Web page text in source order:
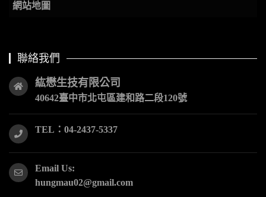
網站地圖
聯絡我們
紘懋生技有限公司
40642臺中市北屯區建和路二段120號
TEL：04-2437-5337
Email Us:
hungmau02@gmail.com